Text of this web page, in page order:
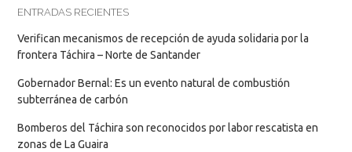
ENTRADAS RECIENTES
Verifican mecanismos de recepción de ayuda solidaria por la
frontera Táchira – Norte de Santander
Gobernador Bernal: Es un evento natural de combustión
subterránea de carbón
Bomberos del Táchira son reconocidos por labor rescatista en
zonas de La Guaira